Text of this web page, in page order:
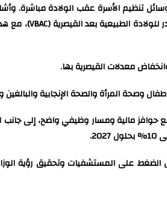
معدلات القيصرية بها.
المرأة والصحة الإنجابية
حوافز مالية ومسار وظيفي واضح، إلى
الضغط على المستشفيات وتحقيق رؤية